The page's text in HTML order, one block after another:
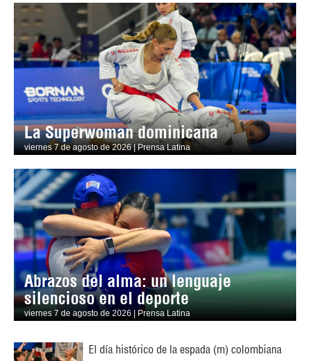
La Superwoman dominicana
viernes 7 de agosto de 2026 | Prensa Latina
Abrazos del alma: un lenguaje
silencioso en el deporte
viernes 7 de agosto de 2026 | Prensa Latina
El día histórico de la espada (m) colombiana